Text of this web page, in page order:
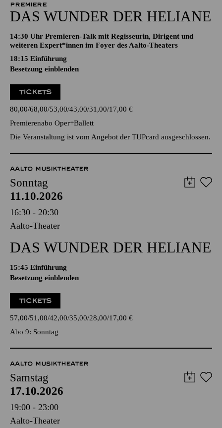
PREMIERE
DAS WUNDER DER HELIANE
14:30 Uhr Premieren-Talk mit Regisseurin, Dirigent und
weiteren Expert*innen im Foyer des Aalto-Theaters
18:15 Einführung
Besetzung einblenden
TICKETS
80,00 68,00 53,00 43,00 31,00 17,00 €
Premierenabo Oper+Ballett
Die Veranstaltung ist vom Angebot der TUPcard ausgeschlossen.
AALTO MUSIKTHEATER
Sonntag
11.10.2026
16:30 - 20:30
Aalto-Theater
DAS WUNDER DER HELIANE
15:45 Einführung
Besetzung einblenden
TICKETS
57,00 51,00 42,00 35,00 28,00 17,00 €
Abo 9: Sonntag
AALTO MUSIKTHEATER
Samstag
17.10.2026
19:00 - 23:00
Aalto-Theater